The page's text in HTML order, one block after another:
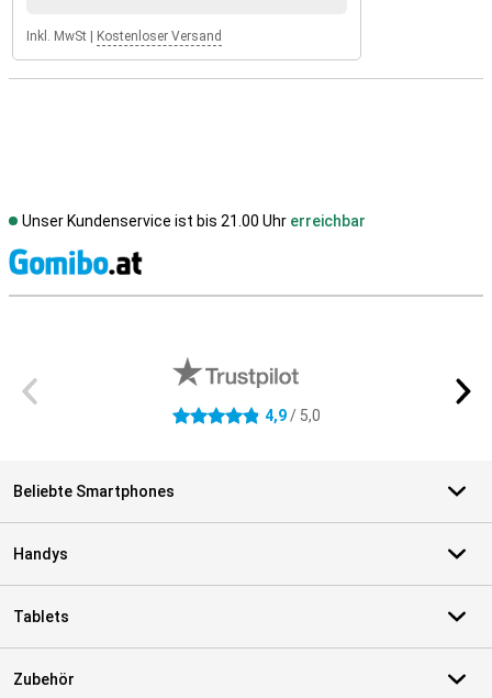
Inkl. MwSt Kostenloser Versand
Unser Kundenservice ist bis 21.00 Uhr erreichbar
4.9 Sterne 4,9/ 5,0
Beliebte Smartphones
Handys
Tablets
Zubehör